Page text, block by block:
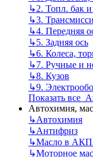
↳2. Топл. бак
↳3.
↳4. Передняя
↳5. Задняя ось
↳6. Колеса,
↳7. Ручные и
↳8. Кузов
↳9.
Показать все
Автохимия,
↳Автохимия
↳Антифриз
↳Масло в
↳Моторное